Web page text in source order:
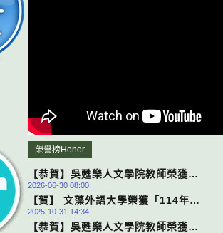
榮譽榜Honor
【恭賀】吳甦樂人文學院教師榮獲
115年度「大專校院教學實踐研究計
畫」補助！
2026-06-30 08:00
【賀】 文藻外語大學榮獲「114年教
育部生命教育特色學校」殊榮！
2025-10-31 14:34
【恭賀】吳甦樂人文學院教師榮獲